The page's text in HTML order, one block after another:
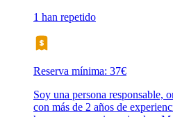
1 han repetido
Reserva mínima: 37€
Soy una persona responsable,
con más de 2 años de